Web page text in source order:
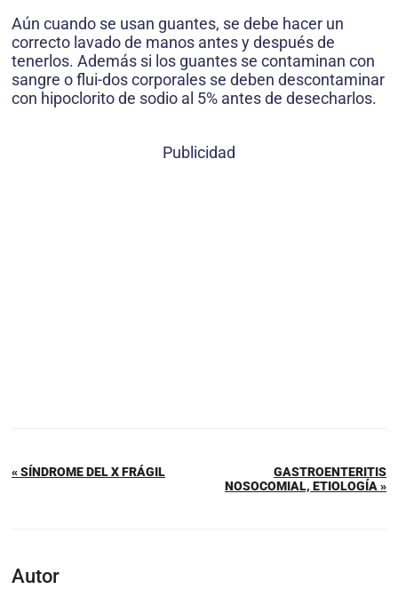
Aún cuando se usan guantes, se debe hacer un
correcto lavado de manos antes y después de
tenerlos. Además si los guantes se contaminan con
sangre o flui-dos corporales se deben descontaminar
con hipoclorito de sodio al 5% antes de desecharlos.
Publicidad
« SÍNDROME DEL X FRÁGIL
GASTROENTERITIS
NOSOCOMIAL, ETIOLOGÍA »
Autor